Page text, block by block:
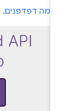
כמה דפדפנים.